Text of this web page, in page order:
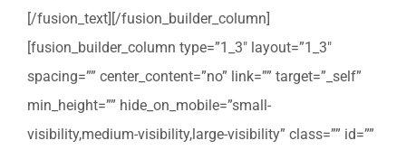
[/fusion_text][/fusion_builder_column]
[fusion_builder_column type=”1_3″ layout=”1_3″
spacing=”” center_content=”no” link=”” target=”_self”
min_height=”” hide_on_mobile=”small-
visibility,medium-visibility,large-visibility” class=”” id=””